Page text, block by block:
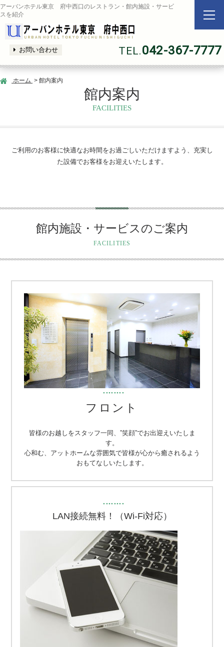
アーバンホテル東京 府中西口のレストラン・館内施設・サービ
スを紹介
TEL.042-367-7777
お問い合わせ
ホーム > 館内案内
館内案内
FACILITIES
ご利用のお客様に快適なお時間をお過ごしいただけますよう、充実し
た設備でお客様をお迎えいたします。
館内施設・サービスのご案内
FACILITIES
・・・・・・・・
フロント
皆様のお越しをスタッフ一同、”笑顔”でお出迎えいたしま
す。
心和む、アットホームな雰囲気で皆様が心から癒されるよう
おもてなしいたします。
・・・・・・・・
LAN接続無料！（Wi-Fi対応）